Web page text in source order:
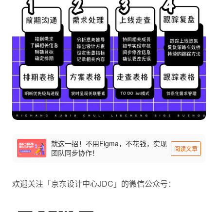
就这一招！不用Figma，不花钱，实现
团队同步协作！
阅读文章
欢迎关注「京东设计中心JDC」的微信公众号：